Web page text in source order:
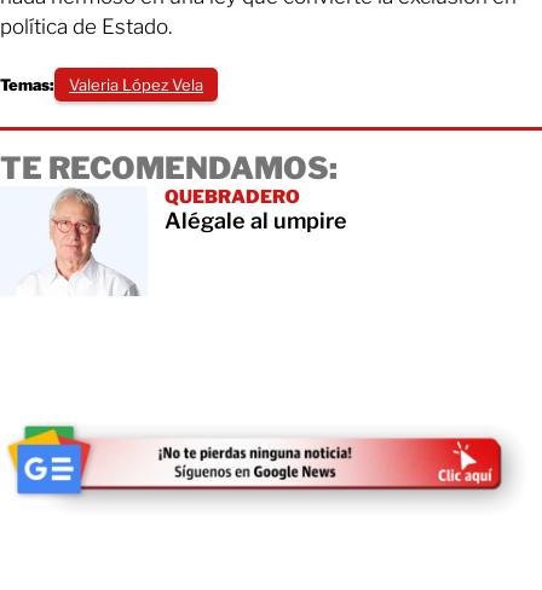
política de Estado.
Temas: Valeria López Vela
TE RECOMENDAMOS:
QUEBRADERO
Alégale al umpire